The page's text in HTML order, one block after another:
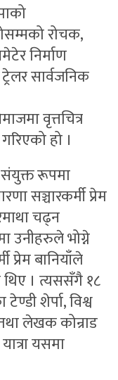
रोचक,
निर्माण
सार्वजनिक
वृत्तचित्र
हो ।
संयुक्त रूपमा
सञ्चारकर्मी प्रेम
चढ्न
उनीहरुले भोग्ने
प्रेम बानियाँले
थिए । त्यससँगै १८
शेर्पा, विश्व
लेखक कोन्राड
यसमा